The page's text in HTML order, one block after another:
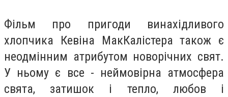
Фільм про пригоди винахідливого
хлопчика Кевіна МакКалістера також є
неодмінним атрибутом новорічних свят.
У ньому є все - неймовірна атмосфера
свята, затишок і тепло, любов і